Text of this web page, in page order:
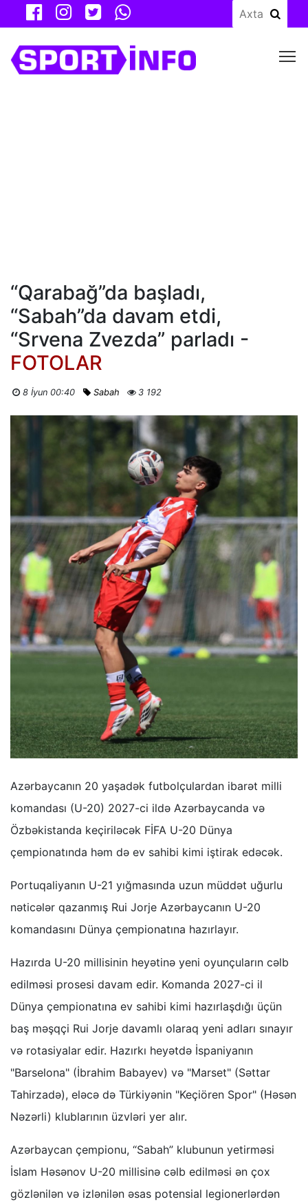
“Qarabağ”da başladı,
“Sabah”da davam etdi,
“Srvena Zvezda” parladı -
FOTOLAR
8 İyun 00:40 Sabah 3 192
Azərbaycanın 20 yaşadək futbolçulardan ibarət milli
komandası (U-20) 2027-ci ildə Azərbaycanda və
Özbəkistanda keçiriləcək FİFA U-20 Dünya
çempionatında həm də ev sahibi kimi iştirak edəcək.
Portuqaliyanın U-21 yığmasında uzun müddət uğurlu
nəticələr qazanmış Rui Jorje Azərbaycanın U-20
komandasını Dünya çempionatına hazırlayır.
Hazırda U-20 millisinin heyətinə yeni oyunçuların cəlb
edilməsi prosesi davam edir. Komanda 2027-ci il
Dünya çempionatına ev sahibi kimi hazırlaşdığı üçün
baş məşqçi Rui Jorje davamlı olaraq yeni adları sınayır
və rotasiyalar edir. Hazırkı heyətdə İspaniyanın
"Barselona" (İbrahim Babayev) və "Marset" (Səttar
Tahirzadə), eləcə də Türkiyənin "Keçiören Spor" (Həsən
Nəzərli) klublarının üzvləri yer alır.
Azərbaycan çempionu, “Sabah” klubunun yetirməsi
İslam Həsənov U-20 millisinə cəlb edilməsi ən çox
gözlənilən və izlənilən əsas potensial legionerlərdən